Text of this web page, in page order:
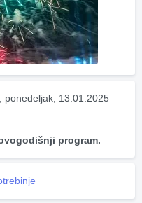
ponedeljak, 13.01.2025
program.